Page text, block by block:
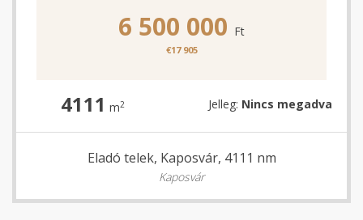
6 500 000 Ft
€17 905
4111 m2 Jelleg: Nincs megadva
Eladó telek, Kaposvár, 4111 nm
Kaposvár